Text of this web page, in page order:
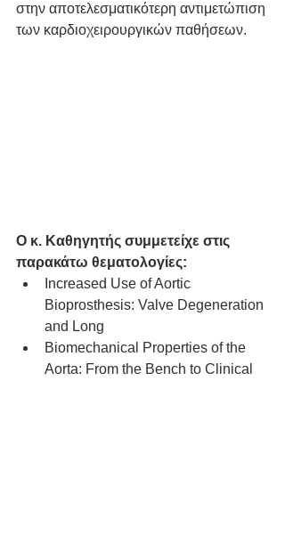
στην αποτελεσματικότερη αντιμετώπιση
των καρδιοχειρουργικών παθήσεων.
Ο κ. Καθηγητής συμμετείχε στις
παρακάτω θεματολογίες:
Increased Use of Aortic
Bioprosthesis: Valve Degeneration
and Long
Biomechanical Properties of the
Aorta: From the Bench to Clinical